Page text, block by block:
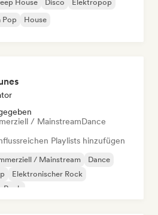
House Disco
Elektropop
Pop House
/ MainstreamDance
Playlists hinzufügen
/ Mainstream
Dance
Elektronischer Rock
Rock